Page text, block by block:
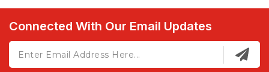
Connected With Our Email Updates